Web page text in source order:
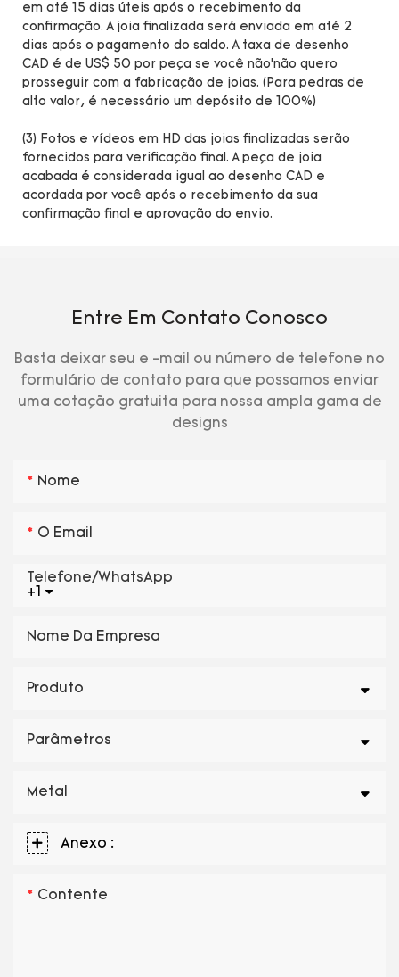
em até 15 dias úteis após o recebimento da
confirmação. A joia finalizada será enviada em até 2
dias após o pagamento do saldo. A taxa de desenho
CAD é de US$ 50 por peça se você não’não quero
prosseguir com a fabricação de joias. (Para pedras de
alto valor, é necessário um depósito de 100%)
(3) Fotos e vídeos em HD das joias finalizadas serão
fornecidos para verificação final. A peça de joia
acabada é considerada igual ao desenho CAD e
acordada por você após o recebimento da sua
confirmação final e aprovação do envio.
Entre Em Contato Conosco
Basta deixar seu e -mail ou número de telefone no
formulário de contato para que possamos enviar
uma cotação gratuita para nossa ampla gama de
designs
Nome
O Email
+1
Telefone/WhatsApp
Nome Da Empresa
Produto
Parâmetros
Metal
Anexo :
Contente